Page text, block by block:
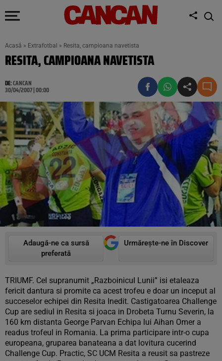
Acasă » Extrafotbal » Resita, campioana navetista
RESITA, CAMPIOANA NAVETISTA
DE:CANCAN
30/04/2007 | 00:00
Adaugă-ne ca sursă
preferată
Urmărește-ne în Discover
TRIUMF. Cel supranumit „Razboinicul Lunii” isi etaleaza
fericit dantura si promite ca acest trofeu e doar un inceput al
succeselor echipei din Resita Inedit. Castigatoarea Challenge
Cup are sediul in Resita si joaca in Drobeta Turnu Severin, la
160 km distanta George Parvan Echipa lui Aihan Omer a
readus trofeul in Romania. La prima participare intr-o cupa
europeana, gruparea banateana a dat lovitura cucerind
Challenge Cup. Practic, SC UCM Resita a reusit sa pastreze